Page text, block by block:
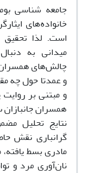
جامعه شناسی
خانواده‌های
است. لذا
میدانی به
چالش‌های همسران
و عمدتا حول چه
همسران
نتایج تحلیل
گرانباری نقش
مادری بسط
نان‌آوری مرد و